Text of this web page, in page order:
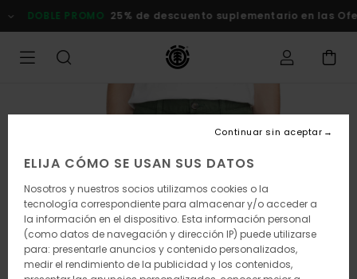
la
DOBLE PROMO 25% de descuento suplementario en las
ELIJA CÓMO SE USAN SUS DATOS
Nosotros y nuestros socios utilizamos cookies o la
tecnología correspondiente para almacenar y/o acceder a
la información en el dispositivo. Esta información personal
(como datos de navegación y dirección IP) puede utilizarse
para: presentarle anuncios y contenido personalizados,
medir el rendimiento de la publicidad y los contenidos,
Continuar sin aceptar